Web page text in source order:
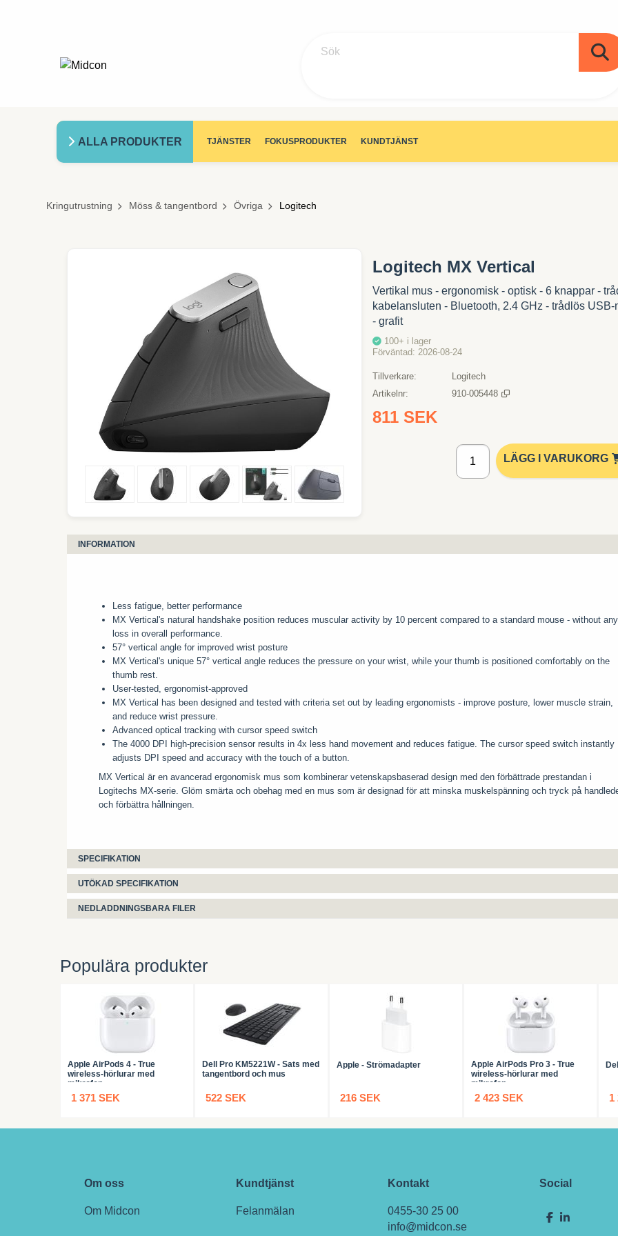
Sök
ALLA PRODUKTER TJÄNSTER FOKUSPRODUKTER KUNDTJÄNST
Kringutrustning Möss & tangentbord Övriga Logitech
Logitech MX Vertical
Vertikal mus - ergonomisk - optisk - 6 knappar -
kabelansluten - Bluetooth, 2.4 GHz - trådlös USB-
- grafit
100+ i lager
Förväntad 2026-08-24
Tillverkare
Logitech
Artikelnr
910-005448
811 SEK
LÄGG I VARUKORG
INFORMATION
Less fatigue, better performance
MX Vertical's natural handshake position reduces muscular activity by 10 percent compared to a standard mouse - without any
loss in overall performance.
57° vertical angle for improved wrist posture
MX Vertical's unique 57° vertical angle reduces the pressure on your wrist, while your thumb is positioned comfortably on the
thumb rest.
User-tested, ergonomist-approved
MX Vertical has been designed and tested with criteria set out by leading ergonomists - improve posture, lower muscle strain,
and reduce wrist pressure.
Advanced optical tracking with cursor speed switch
The 4000 DPI high-precision sensor results in 4x less hand movement and reduces fatigue. The cursor speed switch instantly
adjusts DPI speed and accuracy with the touch of a button.
MX Vertical är en avancerad ergonomisk mus som kombinerar vetenskapsbaserad design med den förbättrade prestandan i
Logitechs MX-serie. Glöm smärta och obehag med en mus som är designad för att minska muskelspänning och tryck på
och förbättra hållningen.
SPECIFIKATION
UTÖKAD SPECIFIKATION
NEDLADDNINGSBARA FILER
Populära produkter
Apple AirPods 4 - True
wireless-hörlurar med
mikrofon
1 371 SEK
Dell Pro KM5221W - Sats med
tangentbord och mus
522 SEK
Apple - Strömadapter
216 SEK
Apple AirPods Pro 3 - True
wireless-hörlurar med
mikrofon
2 423 SEK 1
Om oss
Om Midcon
Kundtjänst
Felanmälan
Kontakt
0455-30 25 00
info@midcon.se
Social